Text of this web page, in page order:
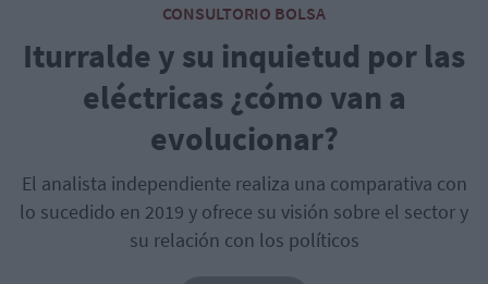
CONSULTORIO BOLSA
Iturralde y su inquietud por las
eléctricas ¿cómo van a
evolucionar?
El analista independiente realiza una comparativa con
lo sucedido en 2019 y ofrece su visión sobre el sector y
su relación con los políticos